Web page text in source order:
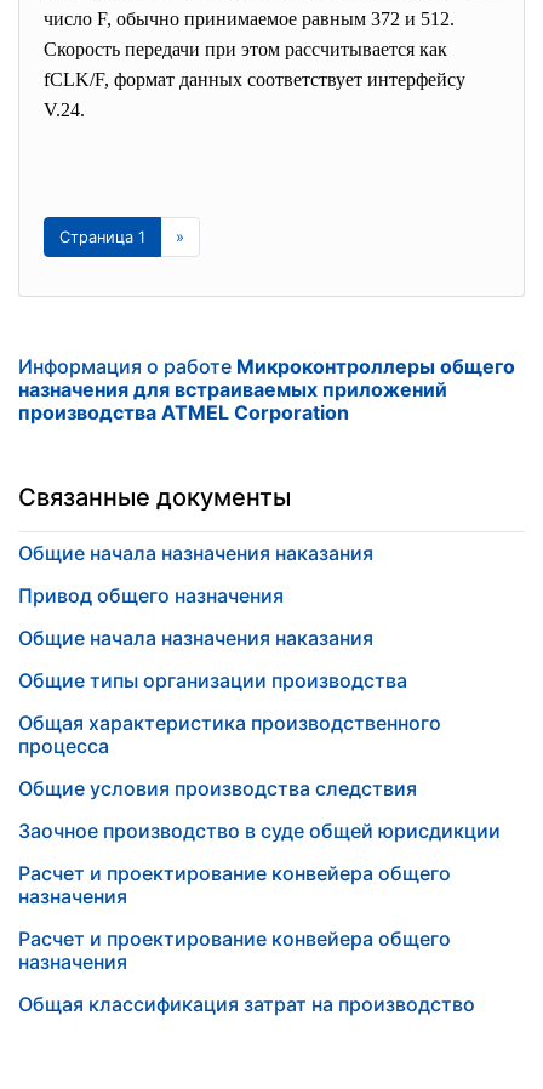
число F, обычно принимаемое равным 372 и 512.
Скорость передачи при этом рассчитывается как
fCLK/F, формат данных соответствует интерфейсу
V.24.
Страница 1 »
Информация о работе Микроконтроллеры общего
назначения для встраиваемых приложений
производства ATMEL Corporation
Связанные документы
Общие начала назначения наказания
Привод общего назначения
Общие начала назначения наказания
Общие типы организации производства
Общая характеристика производственного
процесса
Общие условия производства следствия
Заочное производство в суде общей юрисдикции
Расчет и проектирование конвейера общего
назначения
Расчет и проектирование конвейера общего
назначения
Общая классификация затрат на производство